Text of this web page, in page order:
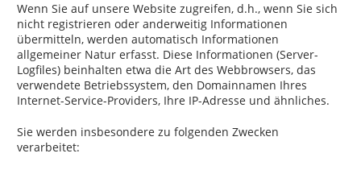
Wenn Sie auf unsere Website zugreifen, d.h., wenn Sie sich
nicht registrieren oder anderweitig Informationen
übermitteln, werden automatisch Informationen
allgemeiner Natur erfasst. Diese Informationen (Server-
Logfiles) beinhalten etwa die Art des Webbrowsers, das
verwendete Betriebssystem, den Domainnamen Ihres
Internet-Service-Providers, Ihre IP-Adresse und ähnliches.
Sie werden insbesondere zu folgenden Zwecken
verarbeitet: